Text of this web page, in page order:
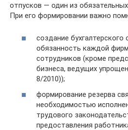
отпусков — один из обязательных
При его формировании важно
создание бухгалтерского
обязанность каждой
сотрудников (кроме
бизнеса, ведущих
8/2010));
формирование резерва
необходимостью
трудового
предоставления